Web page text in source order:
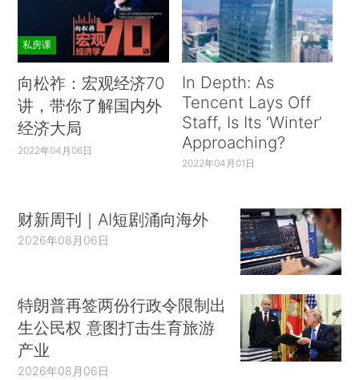
私房课
向松祚：宏观经济70
讲，带你了解国内外
经济大局
2022年04月06日
In Depth: As
Tencent Lays Off
Staff, Is Its ‘Winter’
Approaching?
2022年04月01日
财新周刊｜AI短剧涌向海外
2026年08月06日
特朗普再签两份行政令限制出
生公民权 意图打击生育旅游
产业
2026年08月06日